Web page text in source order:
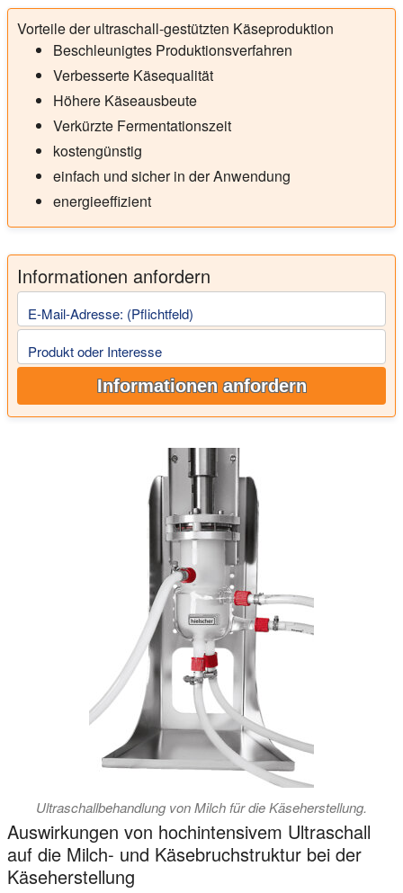
Vorteile der ultraschall-gestützten Käseproduktion
Beschleunigtes Produktionsverfahren
Verbesserte Käsequalität
Höhere Käseausbeute
Verkürzte Fermentationszeit
kostengünstig
einfach und sicher in der Anwendung
energieeffizient
Informationen anfordern
E-Mail-Adresse: (Pflichtfeld)
Produkt oder Interesse
Informationen anfordern
Ultraschallbehandlung von Milch für die Käseherstellung.
Auswirkungen von hochintensivem Ultraschall
auf die Milch- und Käsebruchstruktur bei der
Käseherstellung